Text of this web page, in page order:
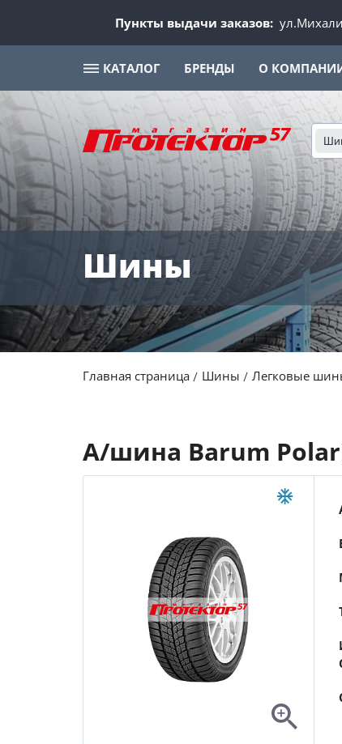
Пункты выдачи заказов:
КАТАЛОГ БРЕНДЫ О
Шины
Главная страница Шины Легковые
А/шина Barum